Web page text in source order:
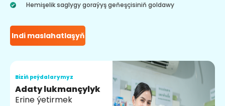
Hemişelik saglygy goraýyş geňeşçisiniň goldawy
Indi maslahatlaşyň
Biziň peýdalarymyz
Adaty lukmançylyk
Erine ýetirmek